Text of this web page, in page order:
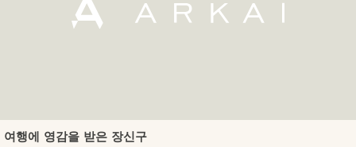
여행에 영감을 받은 장신구